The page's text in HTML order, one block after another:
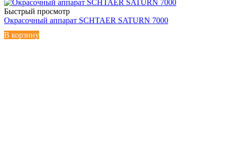
Быстрый просмотр
Окрасочный аппарат SCHTAER SATURN 7000
В корзину